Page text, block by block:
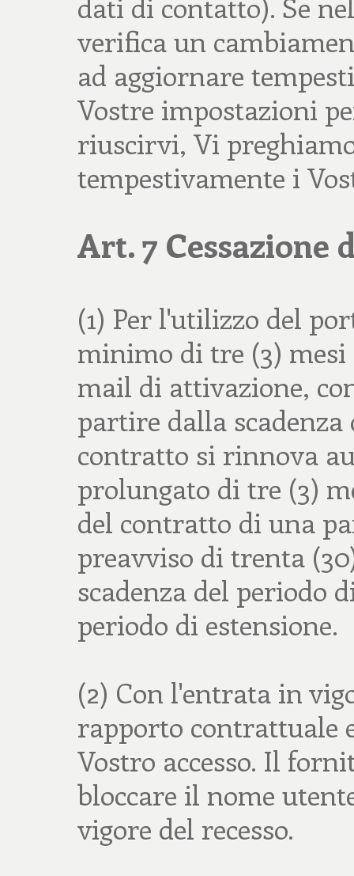
verifica un
ad aggiornare
Vostre impostazioni
riuscirvi, Vi
tempestivamente i
Art. 7 Cessazione
(1) Per l'utilizzo del
minimo di tre (3)
mail di attivazione,
partire dalla
contratto si rinnova
prolungato di tre (3)
del contratto di una
preavviso di trenta
scadenza del periodo
periodo di estensione.
(2) Con l'entrata in
rapporto contrattuale
Vostro accesso. Il
bloccare il nome
vigore del recesso.